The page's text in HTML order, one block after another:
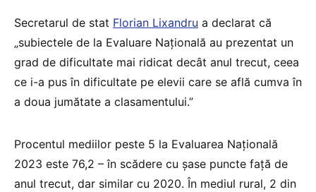
Secretarul de stat Florian Lixandru a declarat că
„subiectele de la Evaluare Națională au prezentat un
grad de dificultate mai ridicat decât anul trecut, ceea
ce i-a pus în dificultate pe elevii care se află cumva în
a doua jumătate a clasamentului.”
Procentul mediilor peste 5 la Evaluarea Națională
2023 este 76,2 – în scădere cu șase puncte față de
anul trecut, dar similar cu 2020. În mediul rural, 2 din